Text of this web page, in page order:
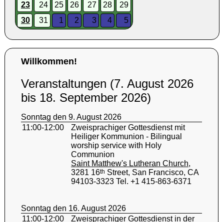
23
24 25 26 27 28
29
30
31 1 2 3 4 5
Willkommen!
Veranstaltungen (7. August 2026
bis 18. September 2026)
Sonntag den 9. August 2026
11:00-12:00
Zweisprachiger Gottesdienst mit
Heiliger Kommunion - Bilingual
worship service with Holy
Communion
Saint Matthew's Lutheran Church,
3281 16th Street, San Francisco, CA
94103-3323 Tel. +1 415-863-6371
Sonntag den 16. August 2026
11:00-12:00
Zweisprachiger Gottesdienst in der